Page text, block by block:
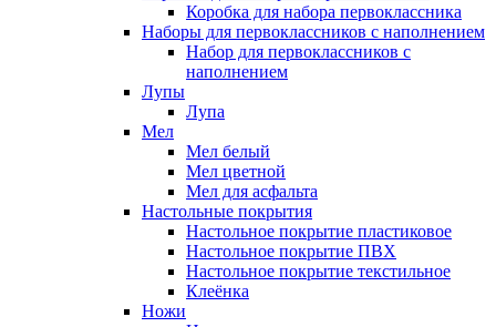
Коробка для набора первоклассника
Наборы для первоклассников с наполнением
Набор для первоклассников с
наполнением
Лупы
Лупа
Мел
Мел белый
Мел цветной
Мел для асфальта
Настольные покрытия
Настольное покрытие пластиковое
Настольное покрытие ПВХ
Настольное покрытие текстильное
Клеёнка
Ножи